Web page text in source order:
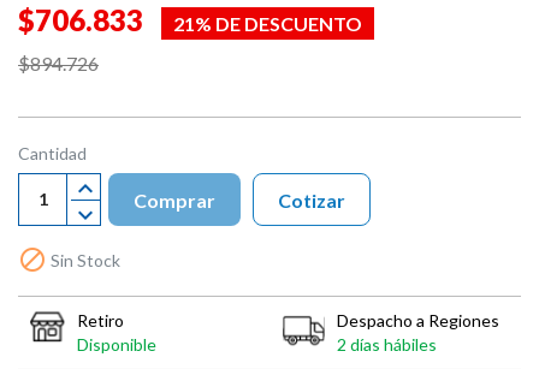
$706.833
21% DE DESCUENTO
$894.726
Cantidad
Comprar
 Sin Stock
Cotizar
Retiro
Disponible
Despacho a Regiones
2 días hábiles